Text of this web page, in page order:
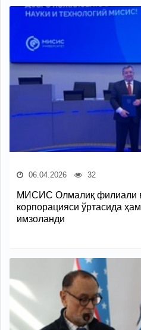
06.04.2026 32
МИСИС Олмалиқ филиали
корпорацияси ўртасида
имзоланди